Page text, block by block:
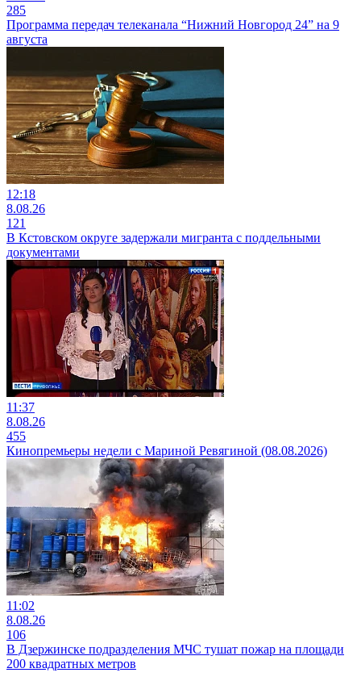
285
Программа передач телеканала “Нижний Новгород 24” на 9
августа
12:18
8.08.26
121
В Кстовском округе задержали мигранта с поддельными
документами
11:37
8.08.26
455
Кинопремьеры недели с Мариной Ревягиной (08.08.2026)
11:02
8.08.26
106
В Дзержинске подразделения МЧС тушат пожар на площади
200 квадратных метров